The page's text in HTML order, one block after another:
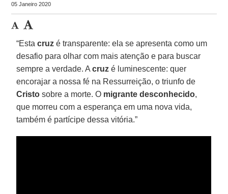
05 Janeiro 2020
“Estacruz é transparente: ela se apresenta como um
desafio para olhar com mais atenção e para buscar
sempre a verdade. Acruz é luminescente: quer
encorajar a nossa fé na Ressurreição, o triunfo de
Cristo sobre a morte. O migrante desconhecido,
que morreu com a esperança em uma nova vida,
também é partícipe dessa vitória.”